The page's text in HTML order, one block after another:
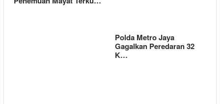
Polda Metro Jaya
Gagalkan Peredaran 32
K…